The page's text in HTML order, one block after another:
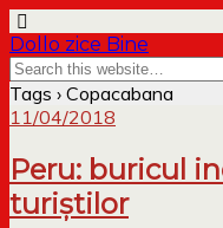
Dollo zice Bine
Tags › Copacabana
11/04/2018
Peru: buricul
turiștilor